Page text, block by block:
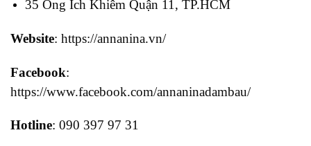
35 Ông Ích Khiêm Quận 11, TP.HCM
Website: https://annanina.vn/
Facebook:
https://www.facebook.com/annaninadambau/
Hotline: 090 397 97 31